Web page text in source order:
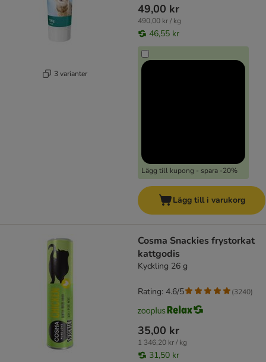
3 varianter
49,00 kr
490,00 kr / kg
46,55 kr
Lägg till kupong - spara -20%
Lägg till i varukorg
Cosma Snackies frystorkat
kattgodis
Kyckling 26 g
35,00 kr
1 346,20 kr / kg
31,50 kr
Rating: 4.6/5 (3240)